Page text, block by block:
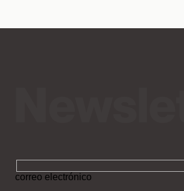
correo electrónico